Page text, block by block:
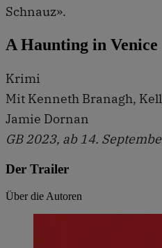
Schnauz».
A Haunting in Venice
Krimi
Mit Kenneth Branagh,
Jamie Dornan
GB 2023, ab 14.
Der Trailer
Über die Autoren